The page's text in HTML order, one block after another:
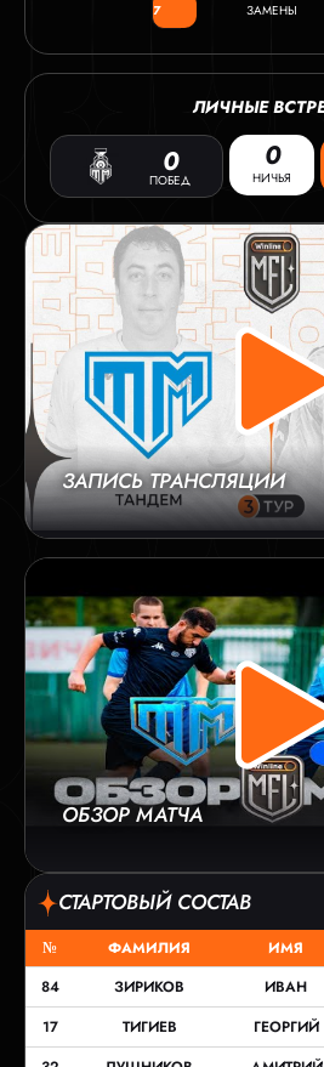
7 ЗАМЕНЫ
ЛИЧНЫЕ
0
ПОБЕД
0
НИЧЬЯ
ЗАПИСЬ ТРАНСЛЯЦИИ
ОБЗОР МАТЧА
СТАРТОВЫЙ СОСТАВ
№ ФАМИЛИЯ ИМЯ
84
ЗИРИКОВ ИВАН
17
ТИГИЕВ ГЕОРГИЙ